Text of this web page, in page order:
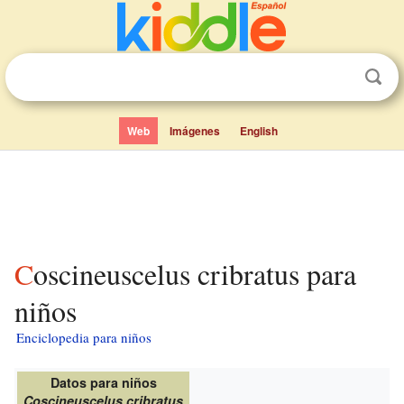
Web Imágenes English
Coscineuscelus cribratus para
niños
Enciclopedia para niños
Datos para niños
Coscineuscelus cribratus